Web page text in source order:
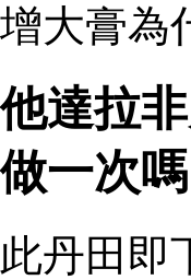
增大膏為
他達拉
做一次
此丹田即